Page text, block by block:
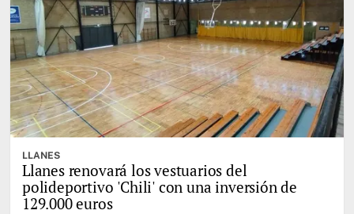
LLANES
Llanes renovará los vestuarios del
polideportivo 'Chili' con una inversión de
129.000 euros